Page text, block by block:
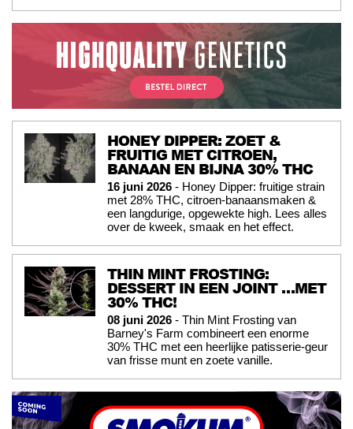
HONEY DIPPER: ZOET &
FRUITIG MET CITROEN,
BANAAN EN BIJNA 30% THC
16 juni 2026 - Honey Dipper: fruitige strain
met 28% THC, citroen-banaansmaken &
een langdurige, opgewekte high. Lees alles
over de kweek, smaak en het effect.
THIN MINT FROSTING:
DESSERT IN EEN JOINT …MET
30% THC!
08 juni 2026 - Thin Mint Frosting van
Barney's Farm combineert een enorme
30% THC met een heerlijke patisserie-geur
van frisse munt en zoete vanille.